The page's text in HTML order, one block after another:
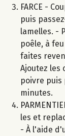
FARCE -
puis
lamelles. -
poêle, à
faites
Ajoutez les
poivre puis
minutes.
les et
- À l'aide